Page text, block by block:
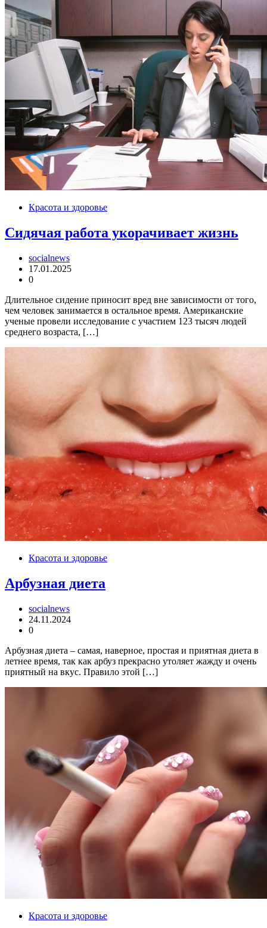
Красота и здоровье
Сидячая работа укорачивает жизнь
socialnews
17.01.2025
0
Длительное сидение приносит вред вне зависимости от того,
чем человек занимается в остальное время. Американские
ученые провели исследование с участием 123 тысяч людей
среднего возраста, […]
Красота и здоровье
Арбузная диета
socialnews
24.11.2024
0
Арбузная диета – самая, наверное, простая и приятная диета в
летнее время, так как арбуз прекрасно утоляет жажду и очень
приятный на вкус. Правило этой […]
Красота и здоровье